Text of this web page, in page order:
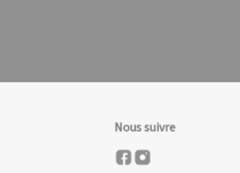
Nous suivre